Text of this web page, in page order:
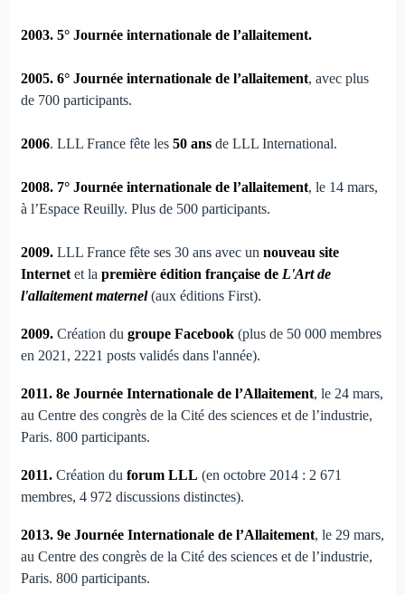
2003. 5° Journée internationale de l’allaitement.
2005. 6° Journée internationale de l’allaitement, avec plus
de 700 participants.
2006. LLL France fête les 50 ansde LLL International.
2008. 7° Journée internationale de l’allaitement, le 14 mars,
à l’Espace Reuilly. Plus de 500 participants.
2009. LLL France fête ses 30 ans avec un nouveau site
Internetet la première édition française de L'Art de
l'allaitement maternel(aux éditions First).
2009.Création du groupe Facebook(plus de 50 000 membres
en 2021, 2221 posts validés dans l'année).
2011. 8e Journée Internationale de l’Allaitement, le 24 mars,
au Centre des congrès de la Cité des sciences et de l’industrie,
Paris. 800 participants.
2011.Création du forum LLL (en octobre 2014 : 2 671
membres, 4 972 discussions distinctes).
2013. 9e Journée Internationale de l’Allaitement, le 29 mars,
au Centre des congrès de la Cité des sciences et de l’industrie,
Paris. 800 participants.